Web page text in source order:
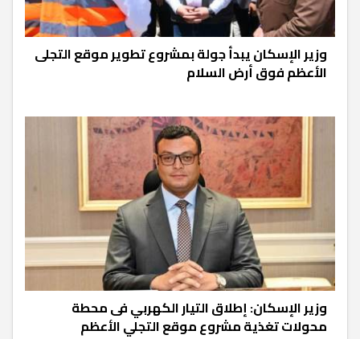
وزير الإسكان يبدأ جولة بمشروع تطوير موقع التجلى
الأعظم فوق أرض السلام
وزير الإسكان: إطلاق التيار الكهربي فى محطة
محولات تغذية مشروع موقع التجلي الأعظم